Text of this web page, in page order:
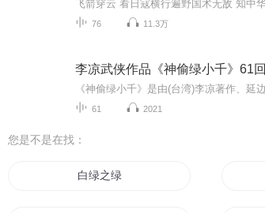
76 11.3万
李凉武侠作品《神偷绿小千》61回
61 2021
您是不是在找：
白绿之绿